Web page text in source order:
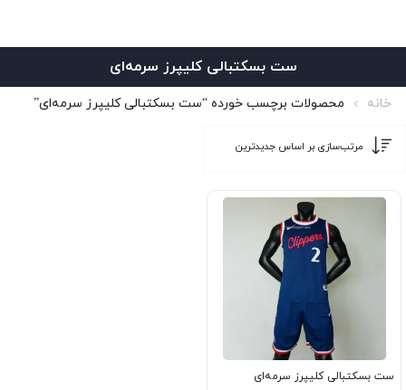
ست بسکتبالی کلیپرز سرمه‌ای
خانه محصولات برچسب خورده “ست بسکتبالی کلیپرز سرمه‌ای”
ست بسکتبالی کلیپرز سرمه‌ای